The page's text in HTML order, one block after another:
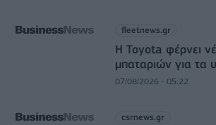
fleetnews.gr
Η Toyota φέρνει
μπαταριών για τα
07/08/2026 - 05:22
csrnews.gr